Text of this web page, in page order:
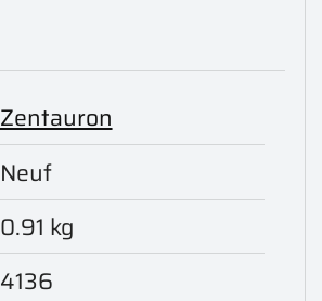
Zentauron
Neuf
0.91 kg
4136